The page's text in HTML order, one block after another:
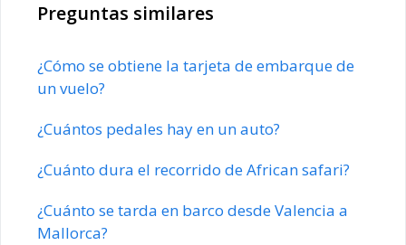
Preguntas similares
¿Cómo se obtiene la tarjeta de embarque de
un vuelo?
¿Cuántos pedales hay en un auto?
¿Cuánto dura el recorrido de African safari?
¿Cuánto se tarda en barco desde Valencia a
Mallorca?